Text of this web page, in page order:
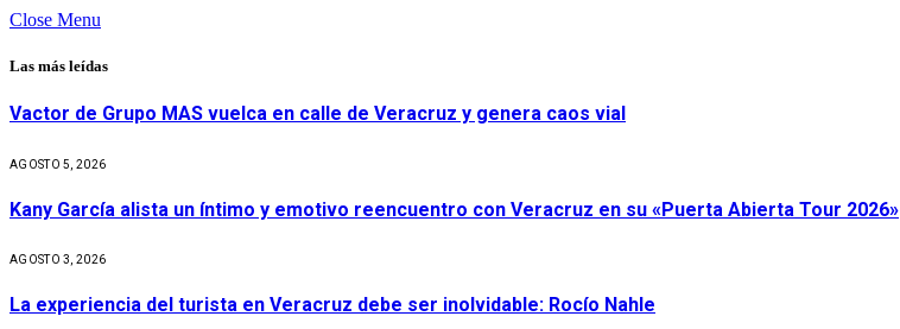
Close Menu
Las más leídas
Vactor de Grupo MAS vuelca en calle de Veracruz y genera caos vial
AGOSTO 5, 2026
Kany García alista un íntimo y emotivo reencuentro con Veracruz en su «Puerta Abierta Tour 2026»
AGOSTO 3, 2026
La experiencia del turista en Veracruz debe ser inolvidable: Rocío Nahle